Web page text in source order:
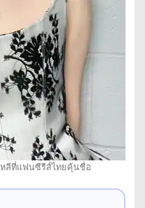
หลีที่แฟนซีรีส์ไทยคุ้นชื่อ